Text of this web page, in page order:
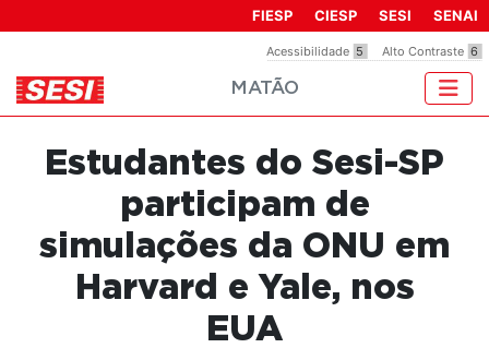
inclui
um
sistema
Acessibilidade 5 Alto Contraste 6
FIESP CIESP SESI SENAI
MATÃO
Estudantes do Sesi-SP
participam de
simulações da ONU em
Harvard e Yale, nos
EUA